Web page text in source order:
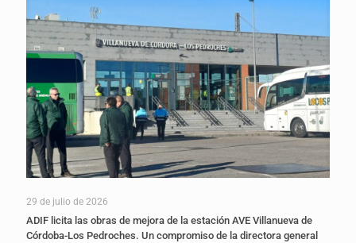
29 de julio de 2026
ADIF licita las obras de mejora de la estación AVE Villanueva de
Córdoba-Los Pedroches. Un compromiso de la directora general